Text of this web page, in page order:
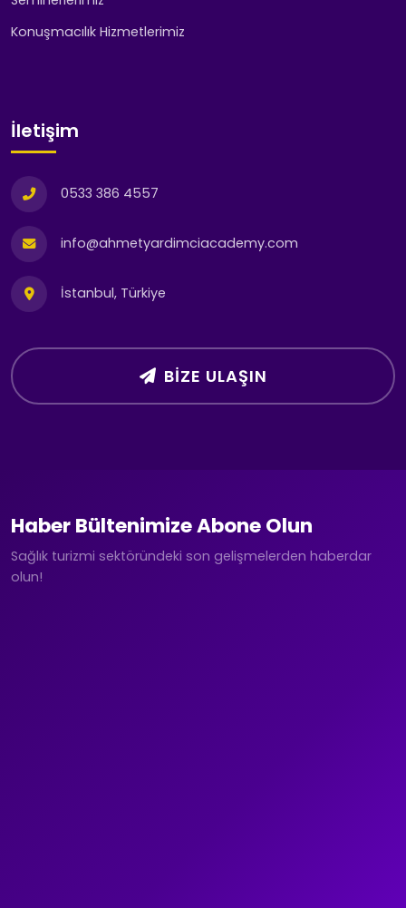
Konuşmacılık Hizmetlerimiz
İletişim
0533 386 4557
info@ahmetyardimciacademy.com
İstanbul, Türkiye
BIZE ULAŞIN
Haber Bültenimize Abone Olun
Sağlık turizmi sektöründeki son gelişmelerden haberdar
olun!